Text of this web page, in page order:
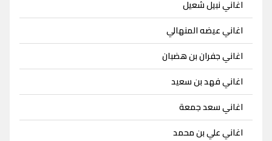
اغاني نبيل شعيل
اغاني عيضه المنهالي
اغاني جفران بن هضبان
اغاني فهد بن سعيد
اغاني سعد جمعة
اغاني علي بن محمد